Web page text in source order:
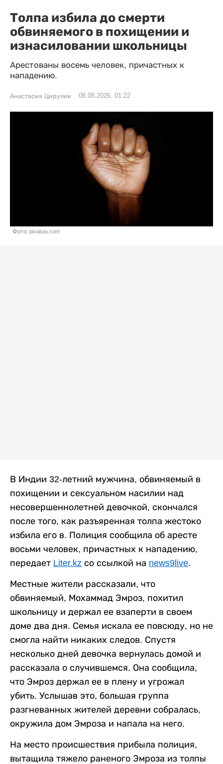
Толпа избила до смерти
обвиняемого в похищении и
изнасиловании школьницы
Арестованы восемь человек, причастных к
нападению.
Анастасия Цирулик 08.08.2026, 01:22
Фото: pixabay.com
В Индии 32-летний мужчина, обвиняемый в
похищении и сексуальном насилии над
несовершеннолетней девочкой, скончался
после того, как разъяренная толпа жестоко
избила его в. Полиция сообщила об аресте
восьми человек, причастных к нападению,
передает Liter.kz со ссылкой на news9live.
Местные жители рассказали, что
обвиняемый, Мохаммад Эмроз, похитил
школьницу и держал ее взаперти в своем
доме два дня. Семья искала ее повсюду, но не
смогла найти никаких следов. Спустя
несколько дней девочка вернулась домой и
рассказала о случившемся. Она сообщила,
что Эмроз держал ее в плену и угрожал
убить. Услышав это, большая группа
разгневанных жителей деревни собралась,
окружила дом Эмроза и напала на него.
На место происшествия прибыла полиция,
вытащила тяжело раненого Эмроза из толпы